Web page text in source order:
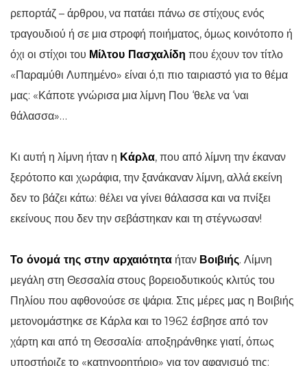
ρεπορτάζ – άρθρου, να πατάει πάνω σε στίχους ενός
τραγουδιού ή σε μια στροφή ποιήματος, όμως κοινότοπο ή
όχι οι στίχοι του Μίλτου Πασχαλίδη που έχουν τον τίτλο
«Παραμύθι Λυπημένο» είναι ό,τι πιο ταιριαστό για το θέμα
μας: «Κάποτε γνώρισα μια λίμνη Που ‘θελε να ‘ναι
θάλασσα»…
Κι αυτή η λίμνη ήταν η Κάρλα, που από λίμνη την έκαναν
ξερότοπο και χωράφια, την ξανάκαναν λίμνη, αλλά εκείνη
δεν το βάζει κάτω: θέλει να γίνει θάλασσα και να πνίξει
εκείνους που δεν την σεβάστηκαν και τη στέγνωσαν!
Το όνομά της στην αρχαιότητα ήταν Βοιβιής. Λίμνη
μεγάλη στη Θεσσαλία στους βορειοδυτικούς κλιτύς του
Πηλίου που αφθονούσε σε ψάρια. Στις μέρες μας η Βοιβιής
μετονομάστηκε σε Κάρλα και το 1962 έσβησε από τον
χάρτη και από τη Θεσσαλία· αποξηράνθηκε γιατί, όπως
υποστήριζε το «κατηγορητήριο» για τον αφανισμό της: